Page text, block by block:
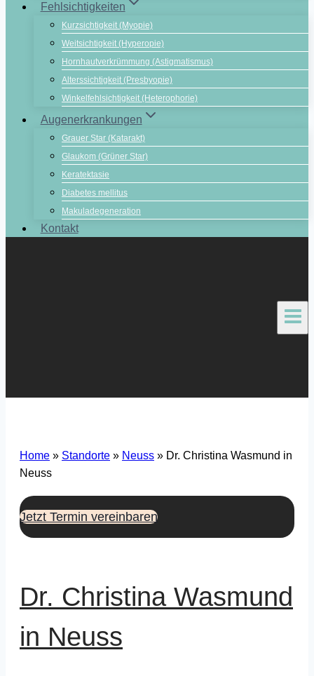
Fehlsichtigkeiten
Kurzsichtigkeit (Myopie)
Weitsichtigkeit (Hyperopie)
Hornhautverkrümmung (Astigmatismus)
Alterssichtigkeit (Presbyopie)
Winkelfehlsichtigkeit (Heterophorie)
Augenerkrankungen
Grauer Star (Katarakt)
Glaukom (Grüner Star)
Keratektasie
Diabetes mellitus
Makuladegeneration
Kontakt
Home » Standorte » Neuss » Dr. Christina Wasmund in
Neuss
Jetzt Termin vereinbaren
Dr. Christina Wasmund
in Neuss